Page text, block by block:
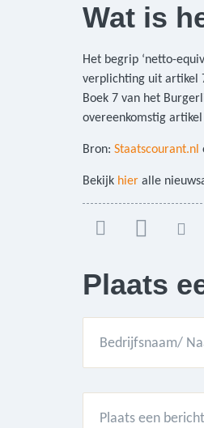
Wat is
Het begrip ‘netto-
verplichting uit artikel
Boek 7 van het
overeenkomstig
Bron: Staatscourant.nl
Bekijk hier alle
Plaats